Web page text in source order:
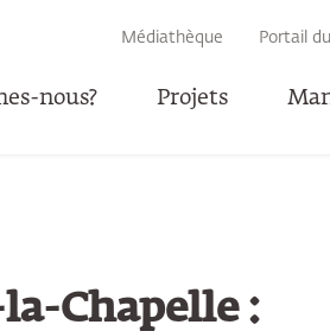
Médiathèque Portail
nous? Projets
Chapelle :